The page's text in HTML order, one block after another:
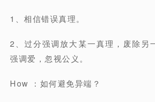
1、相信错误真理。
2、过分强调放大某一真理，废除另
强调爱，忽视公义。
How ：如何避免异端？